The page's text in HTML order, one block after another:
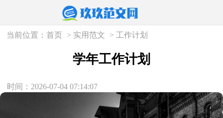
当前位置：首页 > 实用范文 > 工作计划
学年工作计划
时间：2026-07-04 07:14:07